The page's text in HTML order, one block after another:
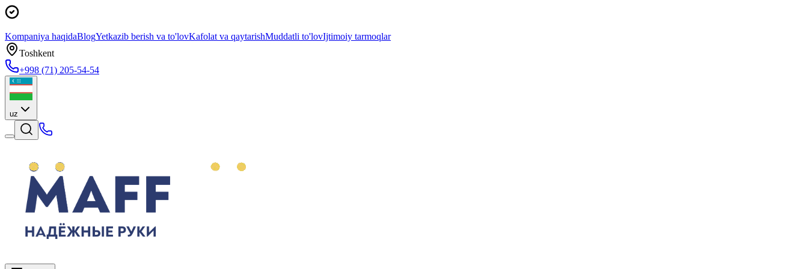
Kompaniya haqidaBlogYetkazib berish va to'lovKafolat va qaytarishMuddatli to'lovIjtimoiy tarmoqlar
Toshkent
+998 (71) 205-54-54
uz